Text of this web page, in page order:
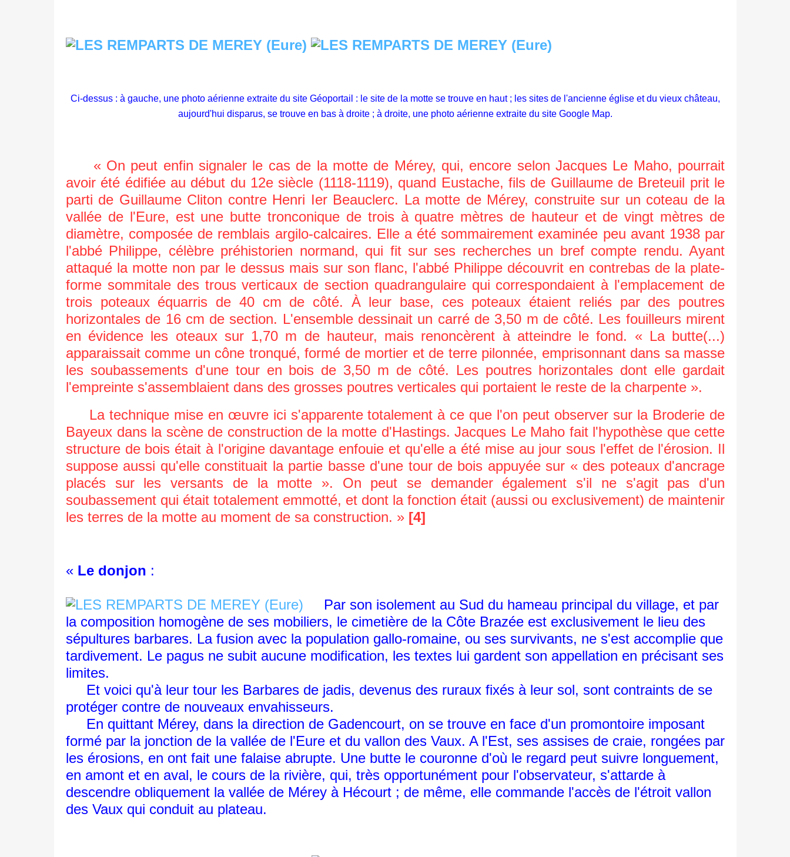
Ci-dessus : à gauche, une photo aérienne extraite du site Géoportail : le site de la motte se trouve en haut ; les sites de l'ancienne église et du vieux château,
aujourd'hui disparus, se trouve en bas à droite ; à droite, une photo aérienne extraite du site Google Map.
« On peut enfin signaler le cas de la motte de Mérey, qui, encore selon Jacques Le Maho, pourrait
avoir été édifiée au début du 12e siècle (1118-1119), quand Eustache, fils de Guillaume de Breteuil prit le
parti de Guillaume Cliton contre Henri Ier Beauclerc. La motte de Mérey, construite sur un coteau de la
vallée de l'Eure, est une butte tronconique de trois à quatre mètres de hauteur et de vingt mètres de
diamètre, composée de remblais argilo-calcaires. Elle a été sommairement examinée peu avant 1938 par
l'abbé Philippe, célèbre préhistorien normand, qui fit sur ses recherches un bref compte rendu. Ayant
attaqué la motte non par le dessus mais sur son flanc, l'abbé Philippe découvrit en contrebas de la plate-
forme sommitale des trous verticaux de section quadrangulaire qui correspondaient à l'emplacement de
trois poteaux équarris de 40 cm de côté. À leur base, ces poteaux étaient reliés par des poutres
horizontales de 16 cm de section. L'ensemble dessinait un carré de 3,50 m de côté. Les fouilleurs mirent
en évidence les oteaux sur 1,70 m de hauteur, mais renoncèrent à atteindre le fond. « La butte(...)
apparaissait comme un cône tronqué, formé de mortier et de terre pilonnée, emprisonnant dans sa masse
les soubassements d'une tour en bois de 3,50 m de côté. Les poutres horizontales dont elle gardait
l'empreinte s'assemblaient dans des grosses poutres verticales qui portaient le reste de la charpente ».
La technique mise en œuvre ici s'apparente totalement à ce que l'on peut observer sur la Broderie de
Bayeux dans la scène de construction de la motte d'Hastings. Jacques Le Maho fait l'hypothèse que cette
structure de bois était à l'origine davantage enfouie et qu'elle a été mise au jour sous l'effet de l'érosion. Il
suppose aussi qu'elle constituait la partie basse d'une tour de bois appuyée sur « des poteaux d'ancrage
placés sur les versants de la motte ». On peut se demander également s'il ne s'agit pas d'un
soubassement qui était totalement emmotté, et dont la fonction était (aussi ou exclusivement) de maintenir
les terres de la motte au moment de sa construction. » [4]
« Le donjon :
Par son isolement au Sud du hameau principal du village, et par
la composition homogène de ses mobiliers, le cimetière de la Côte Brazée est exclusivement le lieu des
sépultures barbares. La fusion avec la population gallo-romaine, ou ses survivants, ne s'est accomplie que
tardivement. Le pagus ne subit aucune modification, les textes lui gardent son appellation en précisant ses
limites.
Et voici qu'à leur tour les Barbares de jadis, devenus des ruraux fixés à leur sol, sont contraints de se
protéger contre de nouveaux envahisseurs.
En quittant Mérey, dans la direction de Gadencourt, on se trouve en face d'un promontoire imposant
formé par la jonction de la vallée de l'Eure et du vallon des Vaux. A l'Est, ses assises de craie, rongées par
les érosions, en ont fait une falaise abrupte. Une butte le couronne d'où le regard peut suivre longuement,
en amont et en aval, le cours de la rivière, qui, très opportunément pour l'observateur, s'attarde à
descendre obliquement la vallée de Mérey à Hécourt ; de même, elle commande l'accès de l'étroit vallon
des Vaux qui conduit au plateau.